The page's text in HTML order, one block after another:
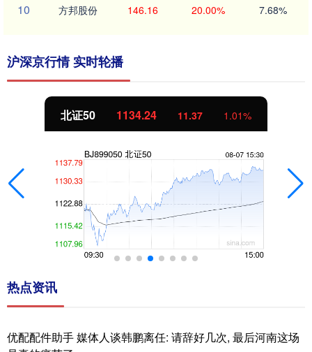
10 方邦股份 146.16 20.00% 7.68%
沪深京行情 实时轮播
北证50 1134.24 11.37 1.01%
热点资讯
优配配件助手 媒体人谈韩鹏离任: 请辞好几次, 最后河南这场